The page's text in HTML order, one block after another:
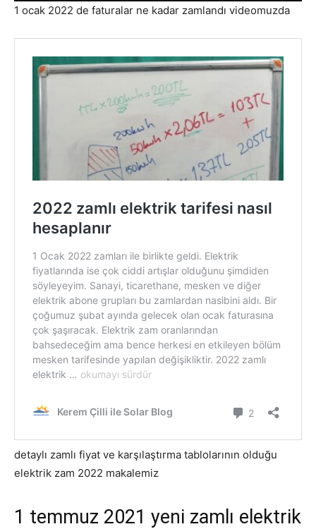
1 ocak 2022 de faturalar ne kadar zamlandı videomuzda
detaylı zamlı fiyat ve karşılaştırma tablolarının olduğu
elektrik zam 2022 makalemiz
1 temmuz 2021 yeni zamlı elektrik